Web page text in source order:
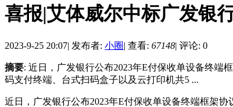
喜报|艾体威尔中标广发银
2023-9-25 20:07| 发布者: 小圈| 查看: 67148| 评论: 0
摘要: 近日，广发银行公布2023年E付保收单设备终端
码支付终端、台式扫码盒子以及云打印机共5 ...
近日，广发银行公布2023年E付保收单设备终端框架